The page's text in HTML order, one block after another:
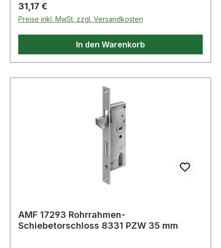
Regulärer Preis:
31,17 €
Preise inkl. MwSt. zzgl. Versandkosten
In den Warenkorb
AMF 17293 Rohrrahmen-
Schiebetorschloss 8331 PZW 35 mm